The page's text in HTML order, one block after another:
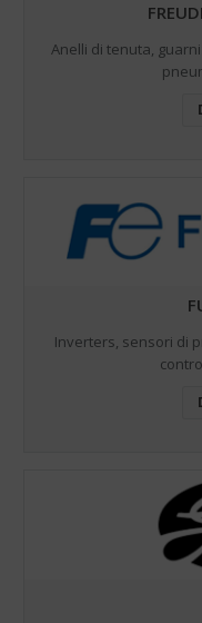
Anelli di tenuta,
Inverters, sensori di